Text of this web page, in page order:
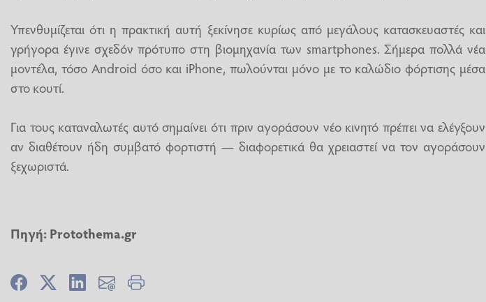
Υπενθυμίζεται ότι η πρακτική αυτή ξεκίνησε κυρίως από μεγάλους κατασκευαστές και
γρήγορα έγινε σχεδόν πρότυπο στη βιομηχανία των smartphones. Σήμερα πολλά νέα
μοντέλα, τόσο Android όσο και iPhone, πωλούνται μόνο με το καλώδιο φόρτισης μέσα
στο κουτί.
Για τους καταναλωτές αυτό σημαίνει ότι πριν αγοράσουν νέο κινητό πρέπει να ελέγξουν
αν διαθέτουν ήδη συμβατό φορτιστή — διαφορετικά θα χρειαστεί να τον αγοράσουν
ξεχωριστά.
Πηγή: Protothema.gr